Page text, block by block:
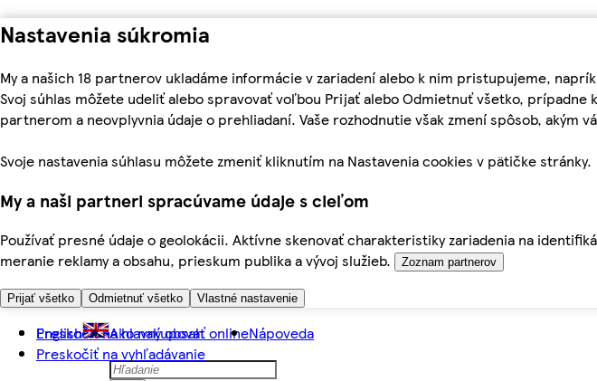
Nastavenia súkromia
My a našich 18 partnerov ukladáme informácie v zariadení alebo k nim pristupujeme,
Svoj súhlas môžete udeliť alebo spravovať voľbou Prijať alebo Odmietnuť všetko, prípadne
partnerom a neovplyvnia údaje o prehliadaní. Vaše rozhodnutie však zmení spôsob, akým
Svoje nastavenia súhlasu môžete zmeniť kliknutím na Nastavenia cookies v pätičke stránky.
My a naši partneri spracúvame údaje s cieľom
Používať presné údaje o geolokácii. Aktívne skenovať charakteristiky zariadenia na
meranie reklamy a obsahu, prieskum publika a vývoj služieb.
Zoznam partnerov
Prijať všetko Odmietnuť všetko Vlastné nastavenie
Preskočiť na hlavný obsah
Preskočiť na vyhľadávanie
English Ako nakupovať onlineNápoveda